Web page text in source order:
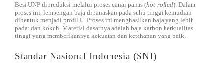
Besi UNP diproduksi melalui proses canai panas (hot-rolled). Dalam
proses ini, lempengan baja dipanaskan pada suhu tinggi kemudian
dibentuk menjadi profil U. Proses ini menghasilkan baja yang lebih
padat dan kokoh. Material dasarnya adalah baja karbon berkualitas
tinggi yang memberikannya kekuatan dan ketahanan yang baik.
Standar Nasional Indonesia (SNI)